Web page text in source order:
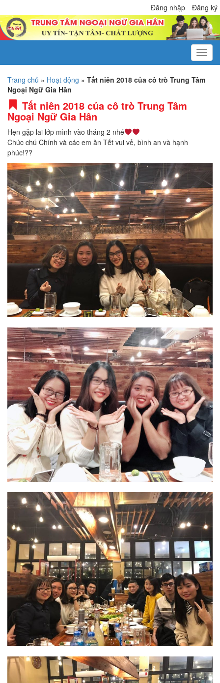
Đăng nhập Đăng ký
Trang chủ » Hoạt động » Tất niên 2018 của cô trò Trung Tâm
Ngoại Ngữ Gia Hân
Tất niên 2018 của cô trò Trung Tâm
Ngoại Ngữ Gia Hân
Hẹn gặp lai lớp mình vào tháng 2 nhé
Chúc chú Chính và các em ăn Tết vui vẻ, bình an và hạnh
phúc!??